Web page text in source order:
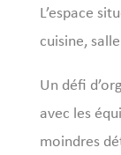
L’espace
cuisine,
Un défi
avec les
moindres